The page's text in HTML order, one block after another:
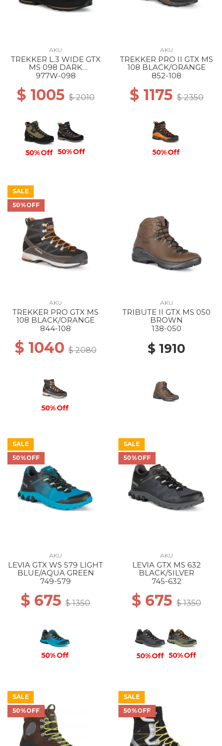
AKU
TREKKER L.3 WIDE GTX
MS 098 DARK
BROWN/ANTHRACITE
977W-098
$ 1005$ 2010
50% Off 50% Off
AKU
TREKKER PRO II GTX MS
108 BLACK/ORANGE
852-108
$ 1175$ 2350
50% Off
SALE
50%OFF
AKU
TREKKER PRO GTX MS
108 BLACK/ORANGE
844-108
$ 1040$ 2080
50% Off
AKU
TRIBUTE II GTX MS 050
BROWN
138-050
$ 1910
SALE
50%OFF
AKU
LEVIA GTX WS 579 LIGHT
BLUE/AQUA GREEN
749-579
$ 675 $ 1350
50% Off
SALE
50%OFF
AKU
LEVIA GTX MS 632
BLACK/SILVER
745-632
$ 675 $ 1350
50% Off 50% Off
SALE
50%OFF
SALE
50%OFF